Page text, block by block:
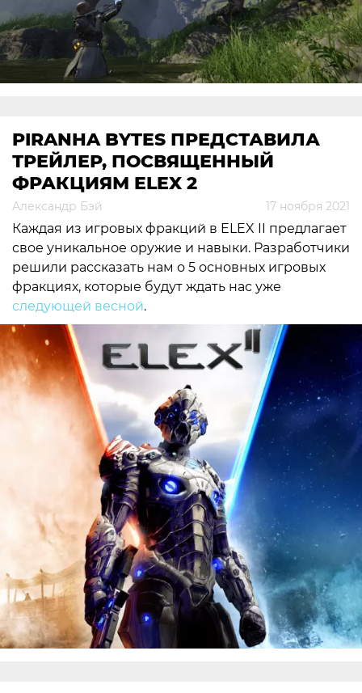
PIRANHA BYTES ПРЕДСТАВИЛА
ТРЕЙЛЕР, ПОСВЯЩЕННЫЙ
ФРАКЦИЯМ ELEX 2
Александр Бэй 17 ноября 2021
Каждая из игровых фракций в ELEX II предлагает
свое уникальное оружие и навыки. Разработчики
решили рассказать нам о 5 основных игровых
фракциях, которые будут ждать нас уже
следующей весной.